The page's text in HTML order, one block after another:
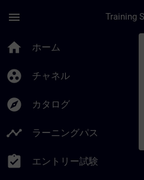
menu
home ホーム
group_work チャネル
explore カタログ
timeline ラーニングパス
assignment_turned_in エントリー試験